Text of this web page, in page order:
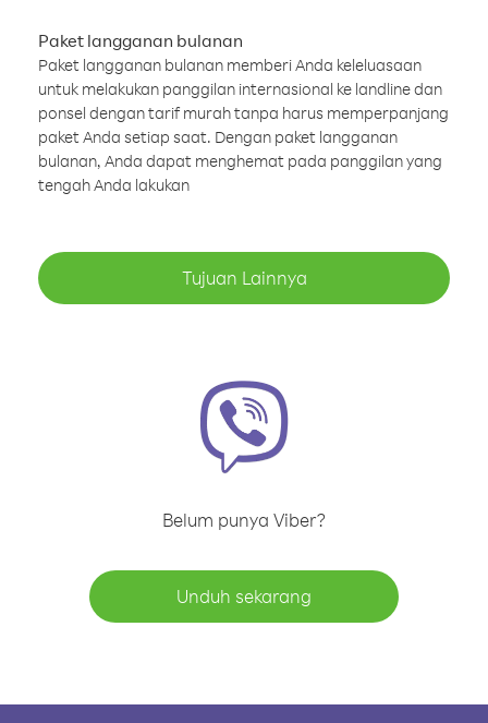
Paket langganan bulanan
Paket langganan bulanan memberi Anda keleluasaan
untuk melakukan panggilan internasional ke landline dan
ponsel dengan tarif murah tanpa harus memperpanjang
paket Anda setiap saat. Dengan paket langganan
bulanan, Anda dapat menghemat pada panggilan yang
tengah Anda lakukan
Tujuan Lainnya
Belum punya Viber?
Unduh sekarang